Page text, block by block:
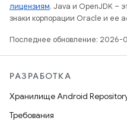
лицензиям. Java и OpenJDK –
знаки корпорации Oracle и ее
Последнее обновление: 2026-
РАЗРАБОТКА
Хранилище Android
Требования